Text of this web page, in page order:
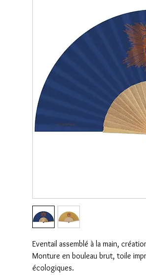
Eventail assemblé à la main,
Monture en bouleau brut, toile
écologiques.